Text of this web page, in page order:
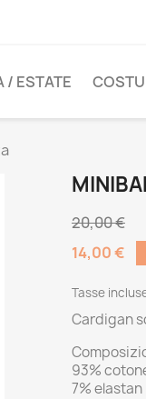
/ ESTATE
20,00 €
14,00 €
Tasse
Cardigan
93%
7% elastan